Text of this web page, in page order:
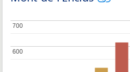
600
600
700
700